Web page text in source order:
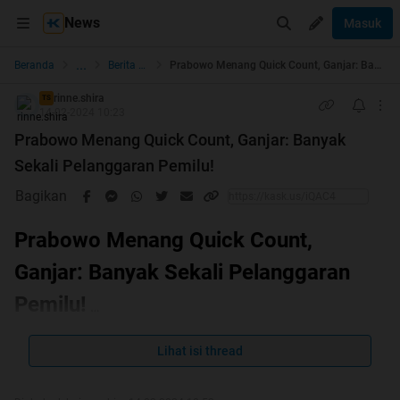
News Masuk
Beranda ... Berita dan Politik
TS rinne.shira
14-02-2024 10:23
Prabowo Menang Quick Count, Ganjar: Banyak
Sekali Pelanggaran Pemilu!
Bagikan
Prabowo Menang Quick Count,
Ganjar: Banyak Sekali Pelanggaran
Lihat isi thread